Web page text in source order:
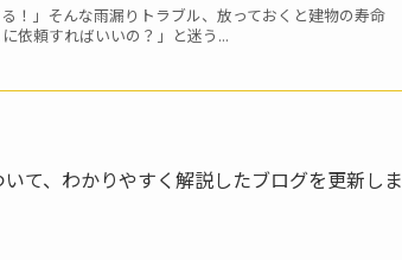
！」そんな雨漏りトラブル、放っておくと建物の寿命
依頼すればいいの？」と迷う...
て、わかりやすく解説したブログを更新しま